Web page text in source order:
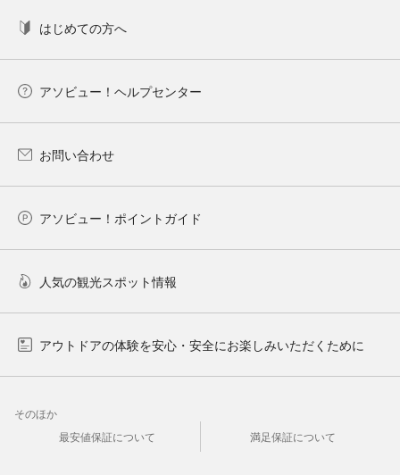
はじめての方へ
アソビュー！ヘルプセンター
お問い合わせ
アソビュー！ポイントガイド
人気の観光スポット情報
アウトドアの体験を安心・安全にお楽しみいただくために
そのほか
最安値保証について
満足保証について